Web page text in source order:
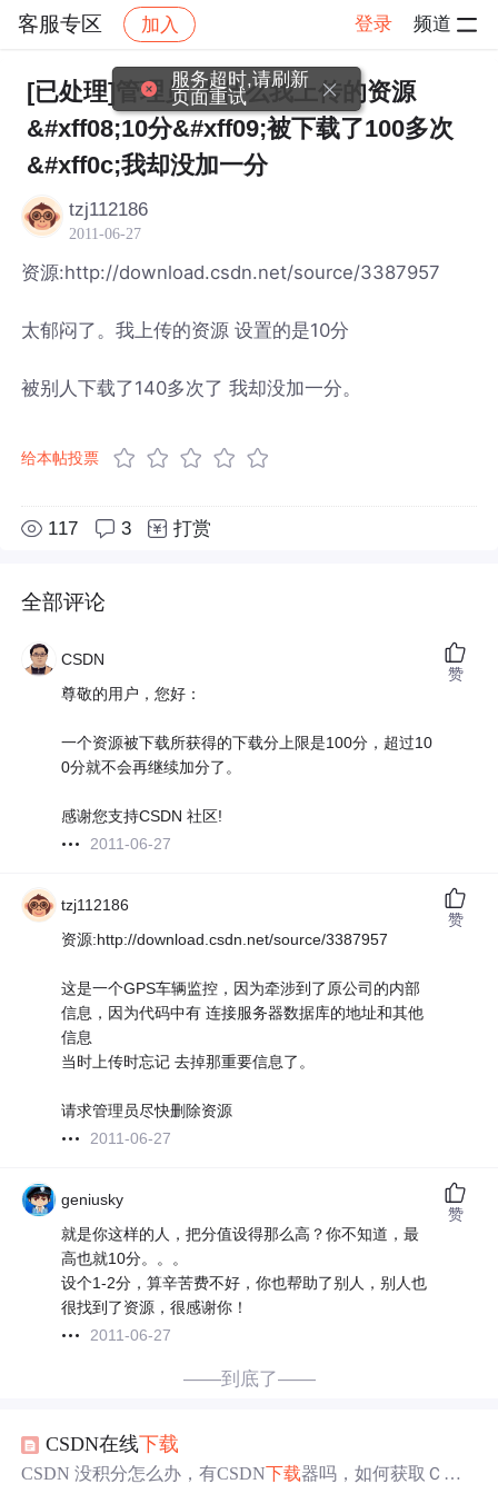
客服专区 加入 登录 频道
社区 客服专区 帖子详情
[已处理]管理员 为什么我上传的资源
&#xff08;10分&#xff09;被下载了100多次
&#xff0c;我却没加一分
tzj112186
2011-06-27
资源:http://download.csdn.net/source/3387957
太郁闷了。我上传的资源 设置的是10分
被别人下载了140多次了 我却没加一分。
给本帖投票
117 3 打赏
全部评论
CSDN
尊敬的用户，您好：
一个资源被下载所获得的下载分上限是100分，超过10
0分就不会再继续加分了。
感谢您支持CSDN 社区!
2011-06-27
赞
tzj112186
资源:http://download.csdn.net/source/3387957
这是一个GPS车辆监控，因为牵涉到了原公司的内部
信息，因为代码中有 连接服务器数据库的地址和其他
信息
当时上传时忘记 去掉那重要信息了。
请求管理员尽快删除资源
2011-06-27
赞
geniusky
就是你这样的人，把分值设得那么高？你不知道，最
高也就10分。。。
设个1-2分，算辛苦费不好，你也帮助了别人，别人也
很找到了资源，很感谢你！
2011-06-27
赞
——到底了——
CSDN在线下载
CSDN 没积分怎么办，有CSDN下载器吗，如何获取ＣＳ
服务超时,请刷新
页面重试